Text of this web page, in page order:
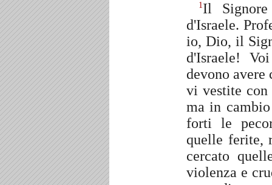
1Il
d'Israele.
io, Dio, il
d'Israele!
devono
vi vestite con
ma in
forti le
quelle ferite,
cercato
violenza e